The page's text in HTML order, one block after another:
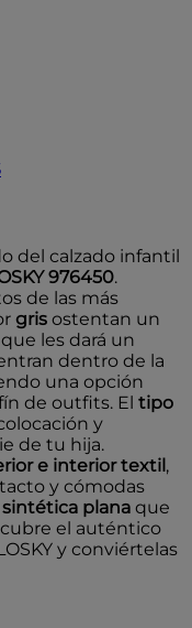
del calzado infantil
976450.
de las más
gris ostentan un
les dará un
dentro de la
una opción
de outfits. El tipo
y
de tu hija.
e interior textil,
y cómodas
sintética plana que
el auténtico
y conviértelas